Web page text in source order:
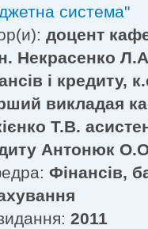
система"
доцент
Некрасенко
і кредиту,
викладая
Т.В.
Антонюк
Фінансів,
2011